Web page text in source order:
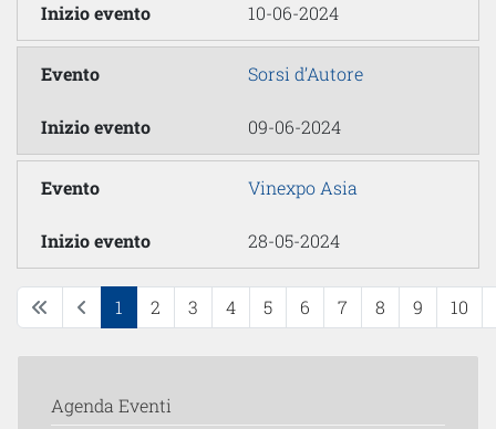
10-06-2024
Sorsi d’Autore
09-06-2024
Vinexpo Asia
28-05-2024
1 2 3 4 5 6 7 8 9 10
Agenda Eventi